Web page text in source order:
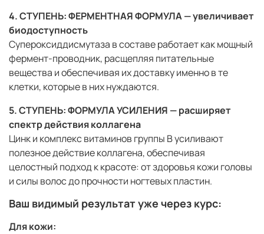
4. СТУПЕНЬ: ФЕРМЕНТНАЯ ФОРМУЛА — увеличивает
биодоступность
Супероксиддисмутаза в составе работает как мощный
фермент-проводник, расщепляя питательные
вещества и обеспечивая их доставку именно в те
клетки, которые в них нуждаются.
5. СТУПЕНЬ: ФОРМУЛА УСИЛЕНИЯ — расширяет
спектр действия коллагена
Цинк и комплекс витаминов группы В усиливают
полезное действие коллагена, обеспечивая
целостный подход к красоте: от здоровья кожи головы
и силы волос до прочности ногтевых пластин.
Ваш видимый результат уже через курс:
Для кожи: